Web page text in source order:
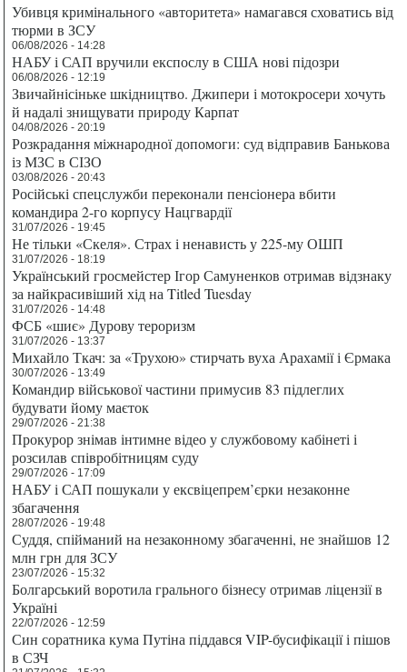
Убивця кримінального «авторитета» намагався сховатись від
тюрми в ЗСУ
06/08/2026 - 14:28
НАБУ і САП вручили експослу в США нові підозри
06/08/2026 - 12:19
Звичайнісіньке шкідництво. Джипери і мотокросери хочуть
й надалі знищувати природу Карпат
04/08/2026 - 20:19
Розкрадання міжнародної допомоги: суд відправив Банькова
із МЗС в СІЗО
03/08/2026 - 20:43
Російські спецслужби переконали пенсіонера вбити
командира 2-го корпусу Нацгвардії
31/07/2026 - 19:45
Не тільки «Скеля». Страх і ненависть у 225-му ОШП
31/07/2026 - 18:19
Український гросмейстер Ігор Самуненков отримав відзнаку
за найкрасивіший хід на Titled Tuesday
31/07/2026 - 14:48
ФСБ «шиє» Дурову тероризм
31/07/2026 - 13:37
Михайло Ткач: за «Трухою» стирчать вуха Арахамії і Єрмака
30/07/2026 - 13:49
Командир військової частини примусив 83 підлеглих
будувати йому маєток
29/07/2026 - 21:38
Прокурор знімав інтимне відео у службовому кабінеті і
розсилав співробітницям суду
29/07/2026 - 17:09
НАБУ і САП пошукали у ексвіцепрем’єрки незаконне
збагачення
28/07/2026 - 19:48
Суддя, спійманий на незаконному збагаченні, не знайшов 12
млн грн для ЗСУ
23/07/2026 - 15:32
Болгарський воротила грального бізнесу отримав ліцензії в
Україні
22/07/2026 - 12:59
Син соратника кума Путіна піддався VIP-бусифікації і пішов
в СЗЧ